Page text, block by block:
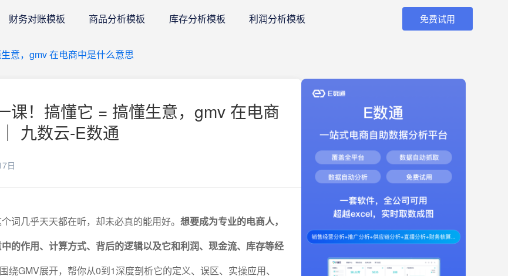
财务对账模板 商品分析模板 库存分析模板 利润分析模板 免费试用
意，gmv 在电商中是什么意思
课！搞懂它 = 搞懂生意，gmv 在电商
九数云-E数通
日
词几乎天天都在听，却未必真的能用好。 想要成为专业的电商人，
的作用、计算方式、背后的逻辑以及它和利润、现金流、库存等经
绕GMV展开，帮你从0到1深度剖析它的定义、误区、实操应用、